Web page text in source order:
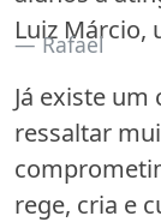
Luiz Márcio,
Rafael
Já existe
ressaltar
rege, cria e